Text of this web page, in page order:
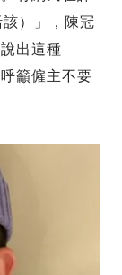
）」，陳冠
出這種
籲僱主不要